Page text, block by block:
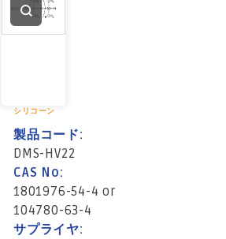
支払い
シリコーン
製品コード:
DMS-HV22
CAS No:
1801976-54-4 or
104780-63-4
サプライヤ: